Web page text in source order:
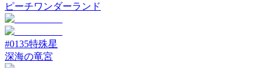
ピーチワンダーランド
#0135特殊星
深海の竜宮